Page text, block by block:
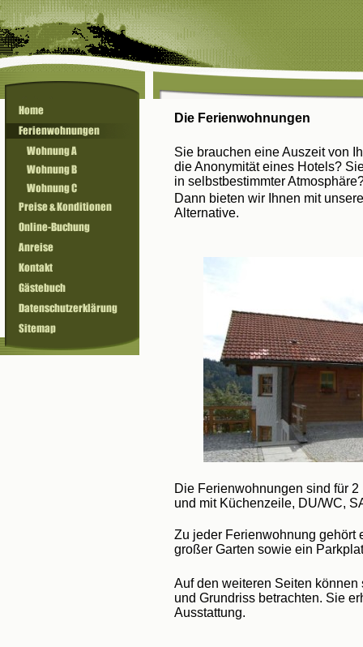
Die Ferienwohnungen
Sie brauchen eine Auszeit von
die Anonymität eines Hotels?
in selbstbestimmter
Dann bieten wir Ihnen mit
Alternative.
Die Ferienwohnungen sind für
und mit Küchenzeile, DU/WC,
Zu jeder Ferienwohnung gehört
großer Garten sowie ein
Auf den weiteren Seiten
und Grundriss betrachten. Sie
Ausstattung.